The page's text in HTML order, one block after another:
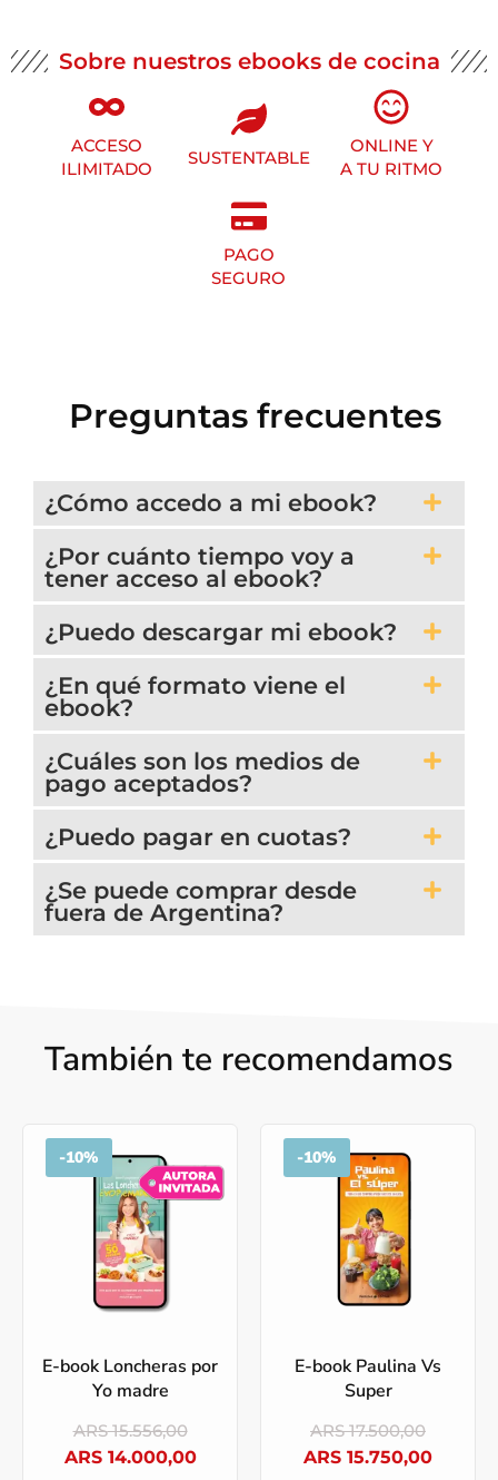
Sobre nuestros ebooks de cocina
ACCESO
ILIMITADO
SUSTENTABLE
ONLINE Y
A TU RITMO
PAGO
SEGURO
Preguntas frecuentes
¿Cómo accedo a mi ebook?
¿Por cuánto tiempo voy a
tener acceso al ebook?
¿Puedo descargar mi ebook?
¿En qué formato viene el
ebook?
¿Cuáles son los medios de
pago aceptados?
¿Puedo pagar en cuotas?
¿Se puede comprar desde
fuera de Argentina?
También te recomendamos
-10%
E-book Loncheras por
Yo madre
ARS15.556,00
ARS14.000,00
-10%
E-book Paulina Vs
Super
ARS17.500,00
ARS 15.750,00